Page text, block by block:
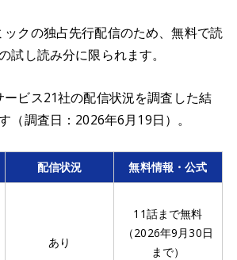
クの独占先行配信のため、無料で読
試し読み分に限られます。
ービス21社の配信状況を調査した結
（調査日：2026年6月19日）。
配信状況 無料情報・公式
あり
11話まで無料
（2026年9月30日
まで）